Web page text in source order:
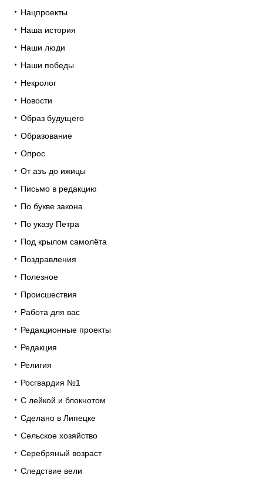
Нацпроекты
Наша история
Наши люди
Наши победы
Некролог
Новости
Образ будущего
Образование
Опрос
От азъ до ижицы
Письмо в редакцию
По букве закона
По указу Петра
Под крылом самолёта
Поздравления
Полезное
Происшествия
Работа для вас
Редакционные проекты
Редакция
Религия
Росгвардия №1
С лейкой и блокнотом
Сделано в Липецке
Сельское хозяйство
Серебряный возраст
Следствие вели